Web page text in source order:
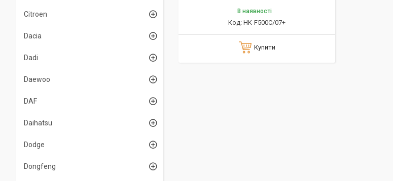
В наявності
HK-F500C/07+
Купити
Citroen
Dacia
Dadi
Daewoo
DAF
Daihatsu
Dodge
Dongfeng